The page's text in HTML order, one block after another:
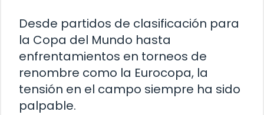
Desde partidos de clasificación para
la Copa del Mundo hasta
enfrentamientos en torneos de
renombre como la Eurocopa, la
tensión en el campo siempre ha sido
palpable.